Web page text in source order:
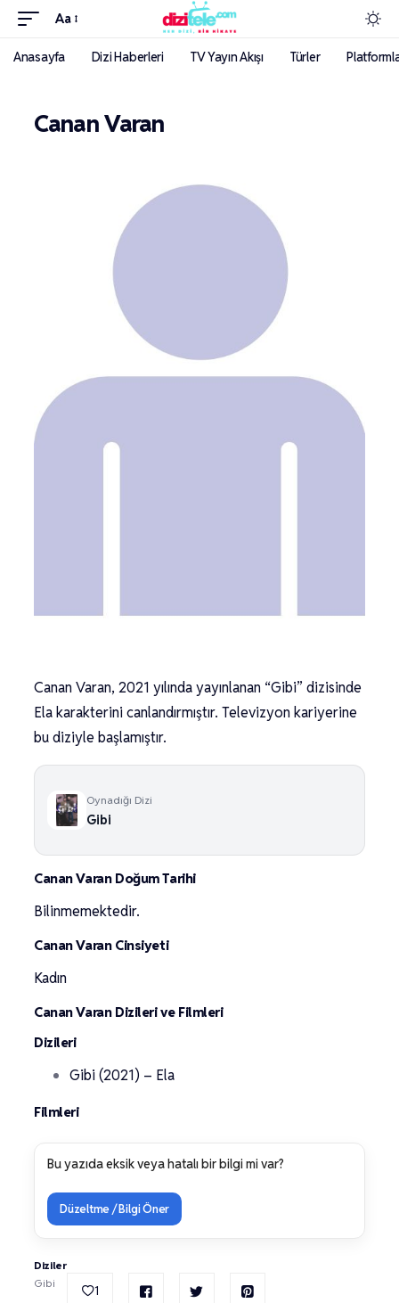
Aa
Anasayfa Dizi Haberleri TV Yayın Akışı Türler
Canan Varan
Canan Varan, 2021 yılında yayınlanan “Gibi” dizisinde
Ela karakterini canlandırmıştır. Televizyon kariyerine
bu diziyle başlamıştır.
Oynadığı Dizi
Gibi
Canan Varan Doğum Tarihi
Bilinmemektedir.
Canan Varan Cinsiyeti
Kadın
Canan Varan Dizileri ve Filmleri
Dizileri
Gibi (2021) – Ela
Filmleri
Bu yazıda eksik veya hatalı bir bilgi mi var?
Düzeltme / Bilgi Öner
Diziler
Gibi
1